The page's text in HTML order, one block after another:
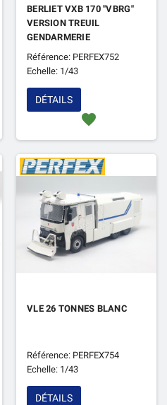
BERLIET VXB 170 "VBRG"
VERSION TREUIL
GENDARMERIE
"NOUVELLE-CALEDONIE"
(EPUISE)
Référence: PERFEX752
Echelle: 1/43
favorite
DÉTAILS
VLE 26 TONNES BLANC
Référence: PERFEX754
Echelle: 1/43
DÉTAILS